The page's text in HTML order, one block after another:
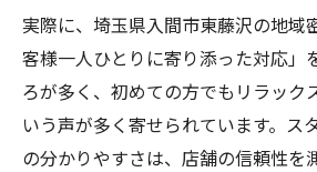
実際に、埼玉県入間市東藤沢の地域
客様一人ひとりに寄り添った対応」
ろが多く、初めての方でもリラック
いう声が多く寄せられています。ス
の分かりやすさは、店舗の信頼性を